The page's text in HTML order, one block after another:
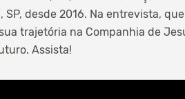
desde 2016. Na entrevista,
trajetória na Companhia de
Assista!